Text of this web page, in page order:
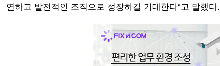
연하고 발전적인 조직으로 성장하길 기대한다“고 말했다.